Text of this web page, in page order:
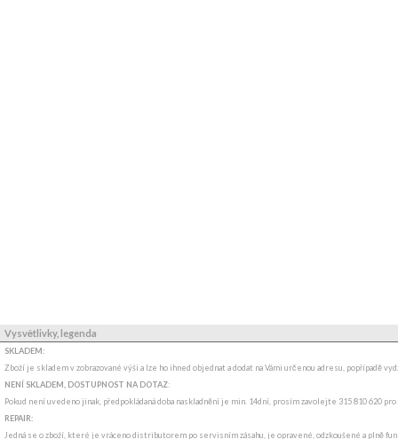
Vysvětlivky, legenda
SKLADEM:
Zboží je skladem v zobrazované výši a lze ho ihned objednat a dodat na Vámi určenou adresu, popřípadě
NENÍ SKLADEM, DOSTUPNOST NA DOTAZ:
Pokud není uvedeno jinak, předpokládaná doba naskladnění je min. 14dní, prosím zavolejte 315 810 620
REPAIR:
Jedná se o zboží, které je vráceno distributorem po servisním zásahu, je opravené, odzkoušené a plně